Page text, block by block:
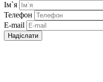
Ім`я
Телефон
E-mail
Надіслати